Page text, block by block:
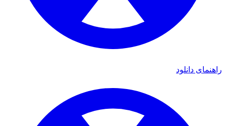
دانلود